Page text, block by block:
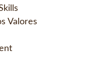
Valores